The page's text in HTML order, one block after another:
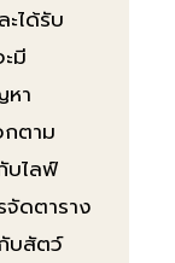
ได้รับ
มี
า
ตาม
บไลฟ์
ดตาราง
บสัตว์